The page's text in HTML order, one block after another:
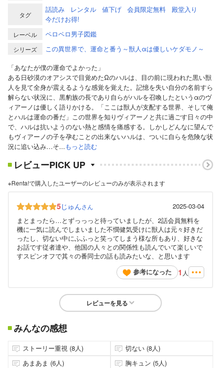
タグ
話読み レンタル 値下げ 会員限定無料
殿堂入り
今だけお得!
レーベル ペロペロ男子図鑑
シリーズ
この異世界で、運命と番う～獣人αは優しいケダモノ～
「あなたが僕の運命でよかった」
ある日砂漠のオアシスで目覚めたΩのハルは、目の前に現われた黒い獣
人を見て全身が震えるような感覚を覚えた。記憶を失い自分の名前すら
解らない状況に、黒豹族の長であり自らがハルを召喚したというαのヴ
ィアーノは優しく語りかける。「ここは獣人が支配する世界、そして俺
とハルは運命の番だ」この世界を知りヴィアーノと共に過ごす日々の中
で、ハルは抗いようのない熱と感情を痛感する。しかしどんなに望んで
もヴィアーノの子を孕むことの出来ないハルは、ついに自らを危険な状
況に追い込み…そ...もっと読む
レビューPICK UP
※Renta!で購入したユーザーのレビューのみが表示されます
5じゅんさん
2025-03-04
まとまったら…とずっっっと待っていましたが、2話会員無料を
機に一気に読んでしまいました不憫健気受けに獣人は元々好きだ
ったし、切ない中にふふっと笑ってしまう様な所もあり、好きな
お話です従者達や、他国の人々との関係性も読んでいて楽しいで
すスピンオフで其々の番同士の話も読みたいな、と思います
参考になった
1 人
レビューを見る
みんなの感想
ストーリー重視 (8人)
切ない (8人)
あまあま (6人)
胸キュン (5人)